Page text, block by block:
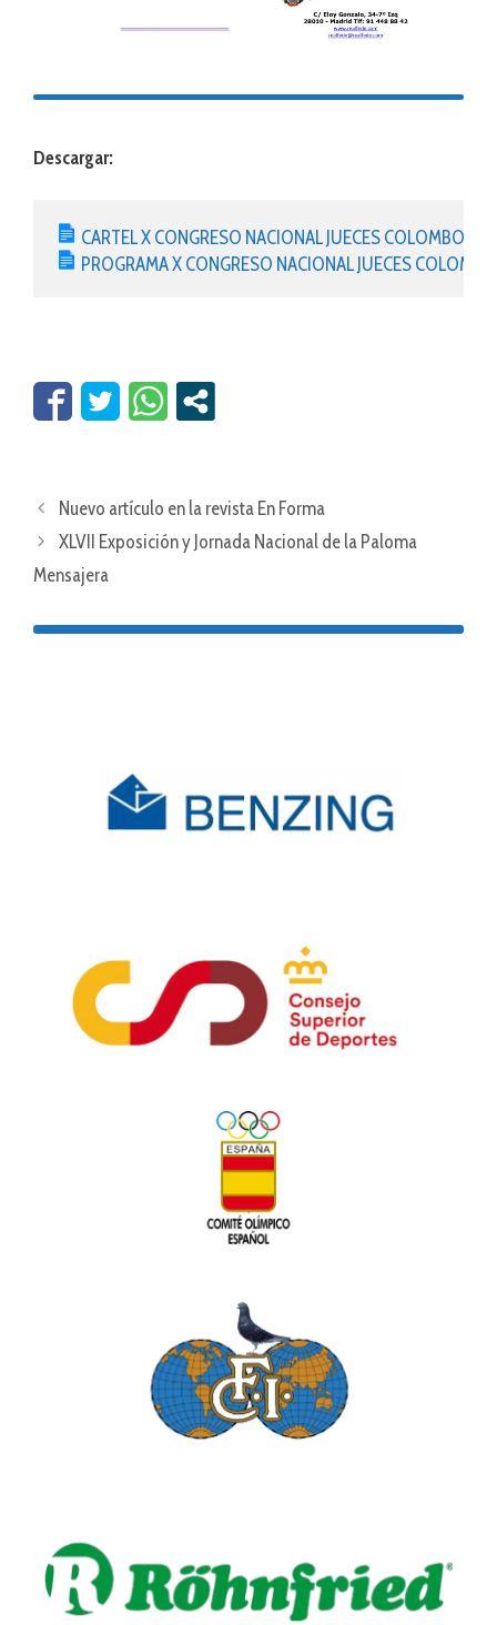
Descargar:
CARTEL X CONGRESO NACIONAL JUECES
PROGRAMA X CONGRESO NACIONAL JUECES
Nuevo artículo en la revista En Forma
XLVII Exposición y Jornada Nacional de la Paloma
Mensajera